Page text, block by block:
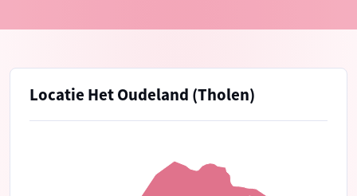
Locatie Het Oudeland (Tholen)